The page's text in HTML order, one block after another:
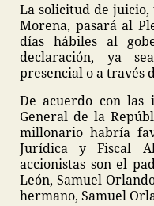
La solicitud de
Morena, pasará al
días hábiles al
declaración, ya
presencial o a través
De acuerdo con las
General de la
millonario habría
Jurídica y Fiscal
accionistas son el
León, Samuel
hermano, Samuel